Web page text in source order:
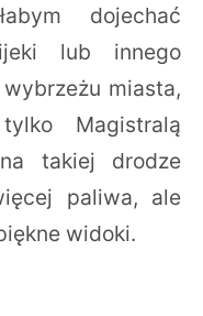
dojechać
lub innego
wybrzeżu miasta,
Magistralą
takiej drodze
paliwa, ale
widoki.